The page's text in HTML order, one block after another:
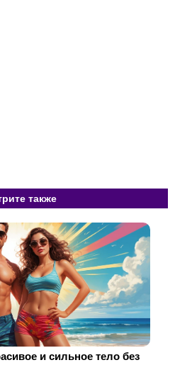
также
и сильное тело без